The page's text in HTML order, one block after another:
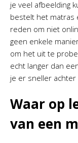
je veel afbeelding
bestelt het matras
reden om niet
geen enkele
om het uit te
echt langer dan
je er sneller
Waar op
van een